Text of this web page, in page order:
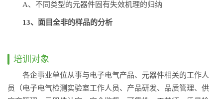
A、不同类型的元器件固有失效机理的归纳
13、面目全非的样品的分析
培训对象
各企事业单位从事与电子电气产品、元器件相关的工作人
员（电子电气检测实验室工作人员、产品研发、品质管理、供